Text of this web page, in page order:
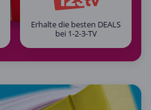
Erhalte die besten DEALS
bei 1-2-3-TV